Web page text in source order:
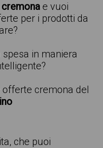
e vuoi
per i prodotti da
in maniera
cremona del
che puoi